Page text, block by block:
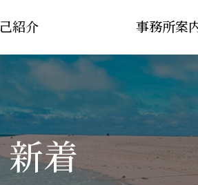
紹介 事務所案
新着